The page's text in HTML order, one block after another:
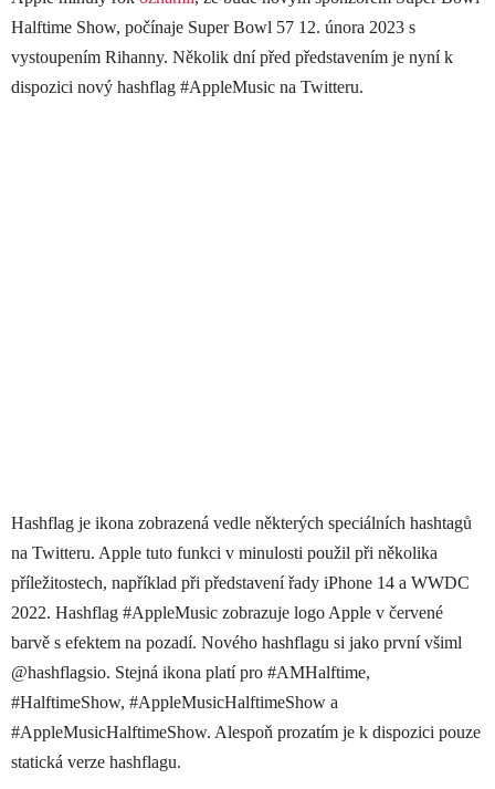
Halftime Show, počínaje Super Bowl 57 12. února 2023 s
vystoupením Rihanny. Několik dní před představením je nyní k
dispozici nový hashflag #AppleMusic na Twitteru.
Hashflag je ikona zobrazená vedle některých speciálních hashtagů
na Twitteru. Apple tuto funkci v minulosti použil při několika
příležitostech, například při představení řady iPhone 14 a WWDC
2022. Hashflag #AppleMusic zobrazuje logo Apple v červené
barvě s efektem na pozadí. Nového hashflagu si jako první všiml
@hashflagsio. Stejná ikona platí pro #AMHalftime,
#HalftimeShow, #AppleMusicHalftimeShow a
#AppleMusicHalftimeShow. Alespoň prozatím je k dispozici pouze
statická verze hashflagu.